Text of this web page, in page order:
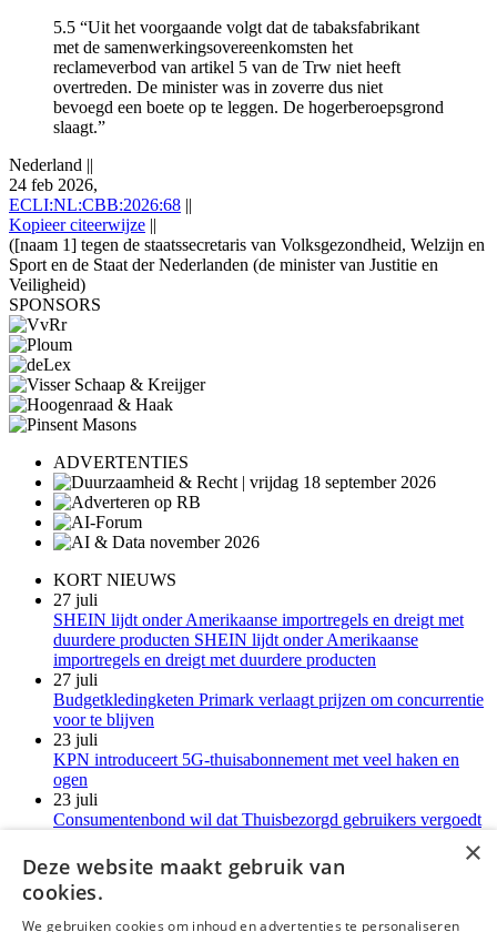
5.5 “Uit het voorgaande volgt dat de tabaksfabrikant
met de samenwerkingsovereenkomsten het
reclameverbod van artikel 5 van de Trw niet heeft
overtreden. De minister was in zoverre dus niet
bevoegd een boete op te leggen. De hogerberoepsgrond
slaagt.”
Nederland ||
24 feb 2026,
ECLI:NL:CBB:2026:68 ||
Kopieer citeerwijze ||
([naam 1] tegen de staatssecretaris van Volksgezondheid, Welzijn en
Sport en de Staat der Nederlanden (de minister van Justitie en
Veiligheid)
SPONSORS
ADVERTENTIES
KORT NIEUWS
27 juli
SHEIN lijdt onder Amerikaanse importregels en dreigt met
duurdere producten SHEIN lijdt onder Amerikaanse
importregels en dreigt met duurdere producten
27 juli
Budgetkledingketen Primark verlaagt prijzen om concurrentie
voor te blijven
23 juli
KPN introduceert 5G-thuisabonnement met veel haken en
ogen
23 juli
Consumentenbond wil dat Thuisbezorgd gebruikers vergoedt
21 juli
LG-monitoren installeren reclamesoftware zonder melding
Meer kort nieuws
×
Deze website maakt gebruik van
cookies.
We gebruiken cookies om inhoud en advertenties te personaliseren